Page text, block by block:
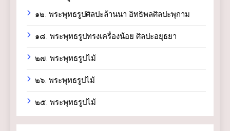
๑๒. พระพุทธรูปศิลปะล้านนา อิทธิพลศิลปะพุกาม
๑๘. พระพุทธรูปทรงเครื่องน้อย ศิลปะอยุธยา
๒๗. พระพุทธรูปไม้
๒๖. พระพุทธรูปไม้
๒๕. พระพุทธรูปไม้